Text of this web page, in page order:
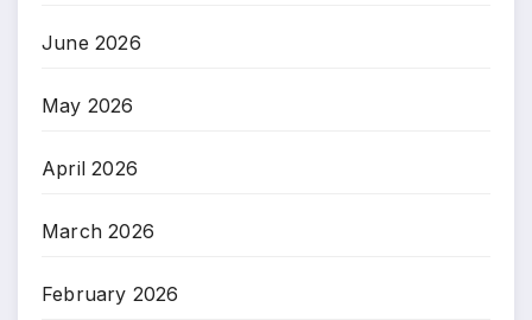
June 2026
May 2026
April 2026
March 2026
February 2026